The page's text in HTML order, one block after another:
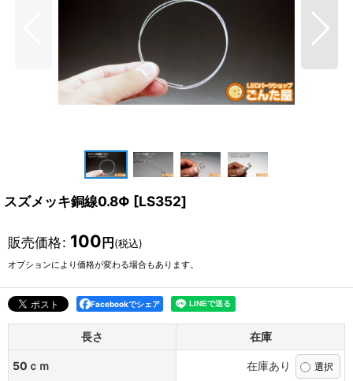
スズメッキ銅線0.8Φ [LS352]
販売価格: 100 円 (税込)
オプションにより価格が変わる場合もあります。
Facebookでシェア
長さ 在庫
50ｃｍ 在庫あり